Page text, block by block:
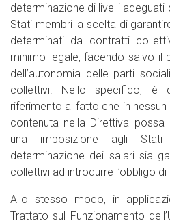
determinazione di livelli adeguati
Stati membri la scelta di
determinati da contratti
minimo legale, facendo salvo il
dell’autonomia delle parti
collettivi. Nello specifico, è
riferimento al fatto che in
contenuta nella Direttiva
una imposizione agli
determinazione dei salari sia
collettivi ad introdurre l’obbligo
Allo stesso modo, in
Trattato sul Funzionamento